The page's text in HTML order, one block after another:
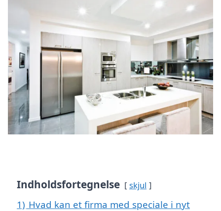
Indholdsfortegnelse skjul
1) Hvad kan et firma med speciale i nyt